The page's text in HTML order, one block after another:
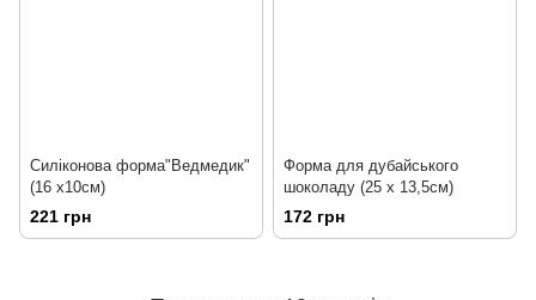
Силіконова форма"Ведмедик"
(16 х10см)
221 грн
Форма для дубайського
шоколаду (25 х 13,5см)
172 грн